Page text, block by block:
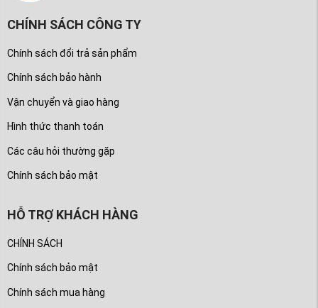
CHÍNH SÁCH CÔNG TY
Chính sách đổi trả sản phẩm
Chính sách bảo hành
Vận chuyển và giao hàng
Hình thức thanh toán
Các câu hỏi thường gặp
Chính sách bảo mật
HỖ TRỢ KHÁCH HÀNG
CHÍNH SÁCH
Chính sách bảo mật
Chính sách mua hàng